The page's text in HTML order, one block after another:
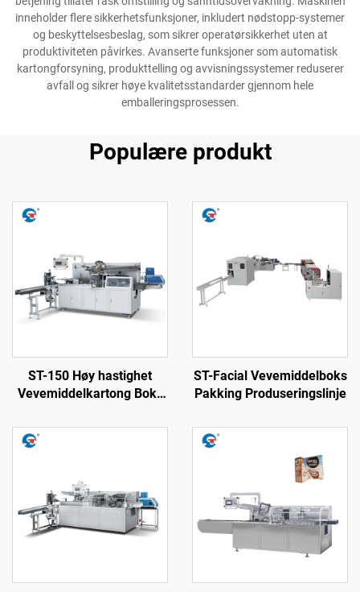
inneholder flere sikkerhetsfunksjoner, inkludert nødstopp-systemer
og beskyttelsesbeslag, som sikrer operatørsikkerhet uten at
produktiviteten påvirkes. Avanserte funksjoner som automatisk
kartongforsyning, produkttelling og avvisningssystemer reduserer
avfall og sikrer høye kvalitetsstandarder gjennom hele
emballeringsprosessen.
Populære produkt
ST-150 Høy hastighet
Vevemiddelkartong Boks
ST-Facial Vevemiddelboks
Pakking Produseringslinje